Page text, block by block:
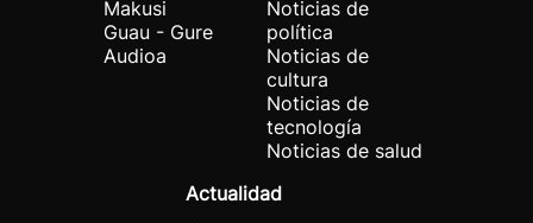
Makusi
Guau - Gure
Audioa
Noticias de
política
Noticias de
cultura
Noticias de
tecnología
Noticias de salud
Actualidad